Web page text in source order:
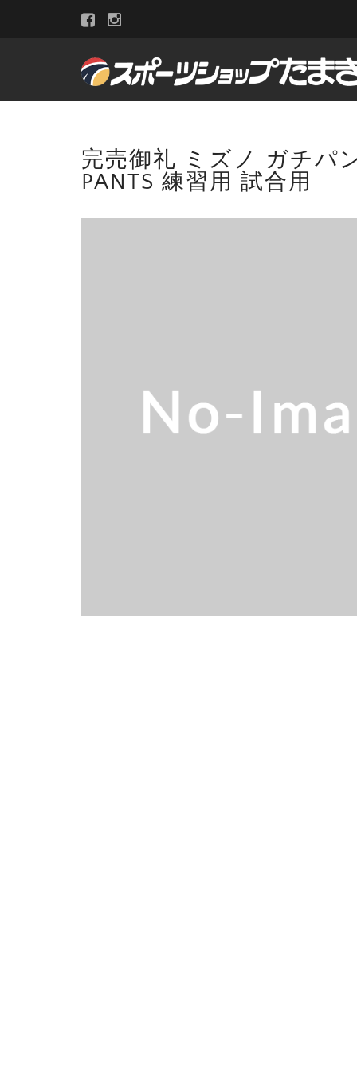
完売御礼 ミズノ ガチパ
PANTS 練習用 試合用